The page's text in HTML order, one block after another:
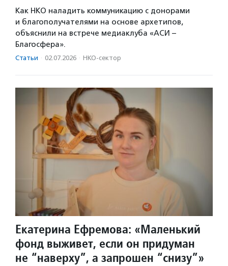
Как НКО наладить коммуникацию с донорами
и благополучателями на основе архетипов,
объяснили на встрече медиаклуба «АСИ –
Благосфера».
Статьи · 02.07.2026 · НКО-сектор
Екатерина Ефремова: «Маленький
фонд выживет, если он придуман
не “наверху”, а запрошен “снизу”»